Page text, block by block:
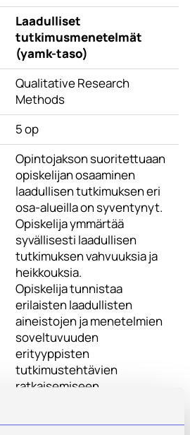
Laadulliset
tutkimusmenetelmät
(yamk-taso)
Qualitative Research
Methods
5 op
Opintojakson suoritettuaan
opiskelijan osaaminen
laadullisen tutkimuksen eri
osa-alueilla on syventynyt.
Opiskelija ymmärtää
syvällisesti laadullisen
tutkimuksen vahvuuksia ja
heikkouksia.
Opiskelija tunnistaa
erilaisten laadullisten
aineistojen ja menetelmien
soveltuvuuden
erityyppisten
tutkimustehtävien
ratkaisemiseen.